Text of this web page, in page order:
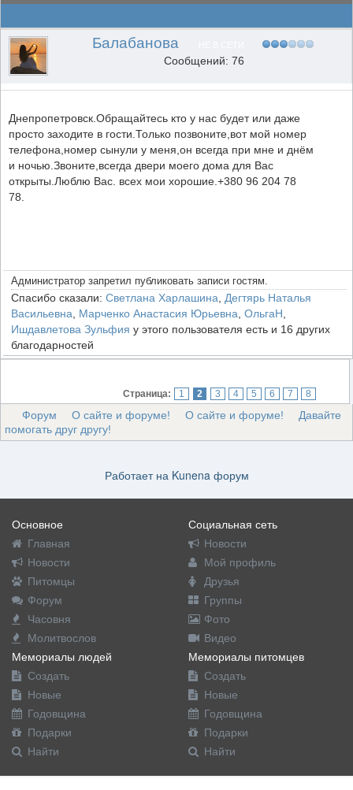
Балабанова
Сообщений: 76
Днепропетровск.Обращайтесь кто у нас будет или даже
просто заходите в гости.Только позвоните,вот мой номер
телефона,номер сынули у меня,он всегда при мне и днём
и ночью.Звоните,всегда двери моего дома для Вас
открыты.Люблю Вас. всех мои хорошие.+380 96 204 78
78.
Администратор запретил публиковать записи гостям.
Спасибо сказали: Светлана Харлашина
Дегтярь Наталья
Васильевна
Марченко Анастасия Юрьевна ОльгаН
Ишдавлетова Зульфия у этого пользователя есть и 16 других
благодарностей
Страница: 1 2 3 4 5 6 7 8
Форум О сайте и форуме! О сайте и форуме!
Давайте
помогать друг другу!
Работает на Kunena форум
Основное
Главная
Новости
Питомцы
Форум
Часовня
Молитвослов
Социальная сеть
Новости
Мой профиль
Друзья
Группы
Фото
Видео
Мемориалы людей
Создать
Новые
Годовщина
Подарки
Найти
Мемориалы питомцев
Создать
Новые
Годовщина
Подарки
Найти